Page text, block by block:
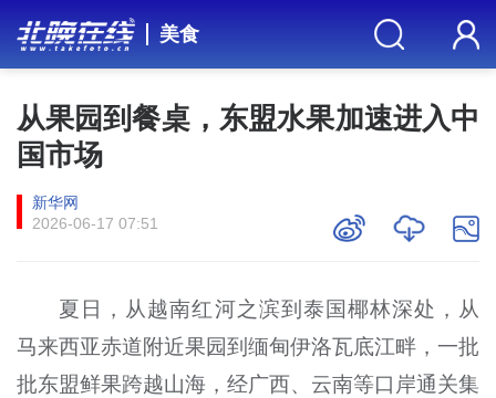
美食
从果园到餐桌，东盟水果加速进入中
国市场
新华网
2026-06-17 07:51
夏日，从越南红河之滨到泰国椰林深处，从
马来西亚赤道附近果园到缅甸伊洛瓦底江畔，一批
批东盟鲜果跨越山海，经广西、云南等口岸通关集